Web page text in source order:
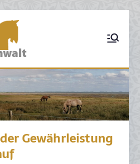
TIERRECHT
SANWALT:
Kanzlei für
Tierrecht
Tierhalterrecht,
Tierarztrecht,
Tierschutzrecht,
Grosstierrecht,
Hunderecht,
Nutztierrecht,
Tierzuchtrecht,
Ankaufsuntersuchun
g, Sachverständige,
Gewährleistung